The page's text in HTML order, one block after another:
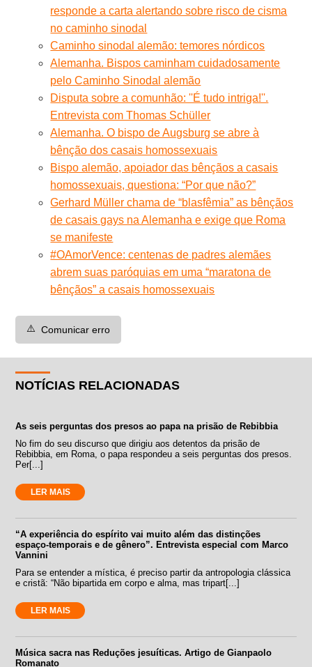
responde a carta alertando sobre risco de cisma
no caminho sinodal
Caminho sinodal alemão: temores nórdicos
Alemanha. Bispos caminham cuidadosamente
pelo Caminho Sinodal alemão
Disputa sobre a comunhão: ''É tudo intriga!''.
Entrevista com Thomas Schüller
Alemanha. O bispo de Augsburg se abre à
bênção dos casais homossexuais
Bispo alemão, apoiador das bênçãos a casais
homossexuais, questiona: “Por que não?”
Gerhard Müller chama de “blasfêmia” as bênçãos
de casais gays na Alemanha e exige que Roma
se manifeste
#OAmorVence: centenas de padres alemães
abrem suas paróquias em uma “maratona de
bênçãos” a casais homossexuais
⚠️ Comunicar erro
NOTÍCIAS RELACIONADAS
As seis perguntas dos presos ao papa na prisão de Rebibbia
No fim do seu discurso que dirigiu aos detentos da prisão de
Rebibbia, em Roma, o papa respondeu a seis perguntas dos presos.
Per[...]
LER MAIS
“A experiência do espírito vai muito além das distinções
espaço-temporais e de gênero”. Entrevista especial com Marco
Vannini
Para se entender a mística, é preciso partir da antropologia clássica
e cristã: “Não bipartida em corpo e alma, mas tripart[...]
LER MAIS
Música sacra nas Reduções jesuíticas. Artigo de Gianpaolo
Romanato